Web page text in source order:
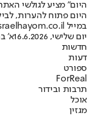
היום" מציע לגולשי
היום פתוח להערות,
במייל hayom@israelhayom.co.il.
יום שלישי, 16.6.2026
א'
חדשות
דעות
ספורט
ForReal
תרבות ובידור
אוכל
מגזין